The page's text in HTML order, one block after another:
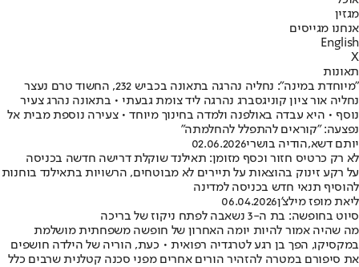
מגזין
אנחנו מגייסים
English
X
תאונות
"מיוחדת במינה": נחליה נהרגה בתאונה בכביש 232, החשוד טרם נעצר
נחליה אור ציון קוניגסברג נהרגה ליד צומת גבעתי • בתאונה נהרג צעיר
נוסף • היא עבדה באולפנה ולמדה בחינוך מיוחד • צעירה נוספת מבית אל
נפצעה: "קוראים להתפלל להחלמתה"
יותם דשא,הודיה בושרי02.06.2026
לא רק כרטיס חזור וכסף מזומן: תאילנד שוקלת דרישה חדשה בכניסה
על רקע זינוק בהוצאות על תיירים לא מבוטחים, הרשויות בתאילנד בוחנות
להוסיף תנאי חדש בכניסה למדינה
ליאת מופז מילצ'ן06.04.2026
סיוט בחופשה: בת ה-3 נשאבה לפתח ניקוז של בריכה
מה שהיה אמור להיות יומה האחרון של חופשה משפחתית מושלמת
במקסיקו, הפך בן רגע לטרגדיה רפואית • כעת, הוריה של הילדה חושפים
את סיפורם במטרה להזהיר הורים אחרים מפני סכנה קטלנית שרבים כלל